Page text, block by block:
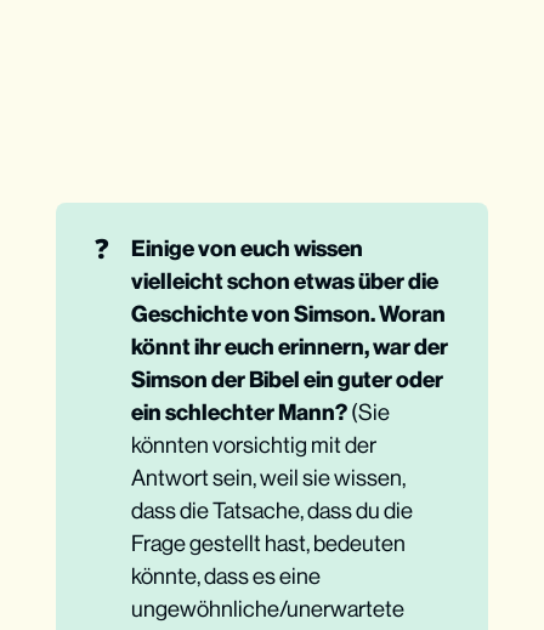
❓
Einige von euch wissen
vielleicht schon etwas über die
Geschichte von Simson. Woran
könnt ihr euch erinnern, war der
Simson der Bibel ein guter oder
ein schlechter Mann?(Sie
könnten vorsichtig mit der
Antwort sein, weil sie wissen,
dass die Tatsache, dass du die
Frage gestellt hast, bedeuten
könnte, dass es eine
ungewöhnliche/unerwartete